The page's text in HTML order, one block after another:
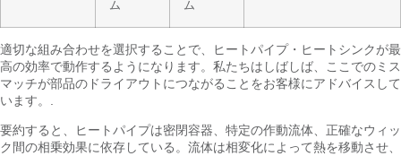
ム
ム
適切な組み合わせを選択することで、ヒートパイプ・ヒートシンクが最
高の効率で動作するようになります。私たちはしばしば、ここでのミス
マッチが部品のドライアウトにつながることをお客様にアドバイスして
います。.
要約すると、ヒートパイプは密閉容器、特定の作動流体、正確なウィッ
ク間の相乗効果に依存している。流体は相変化によって熱を移動させ、